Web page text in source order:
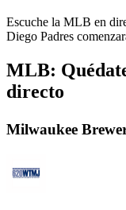
Escuche la MLB en
Diego Padres
MLB:
directo
Milwaukee